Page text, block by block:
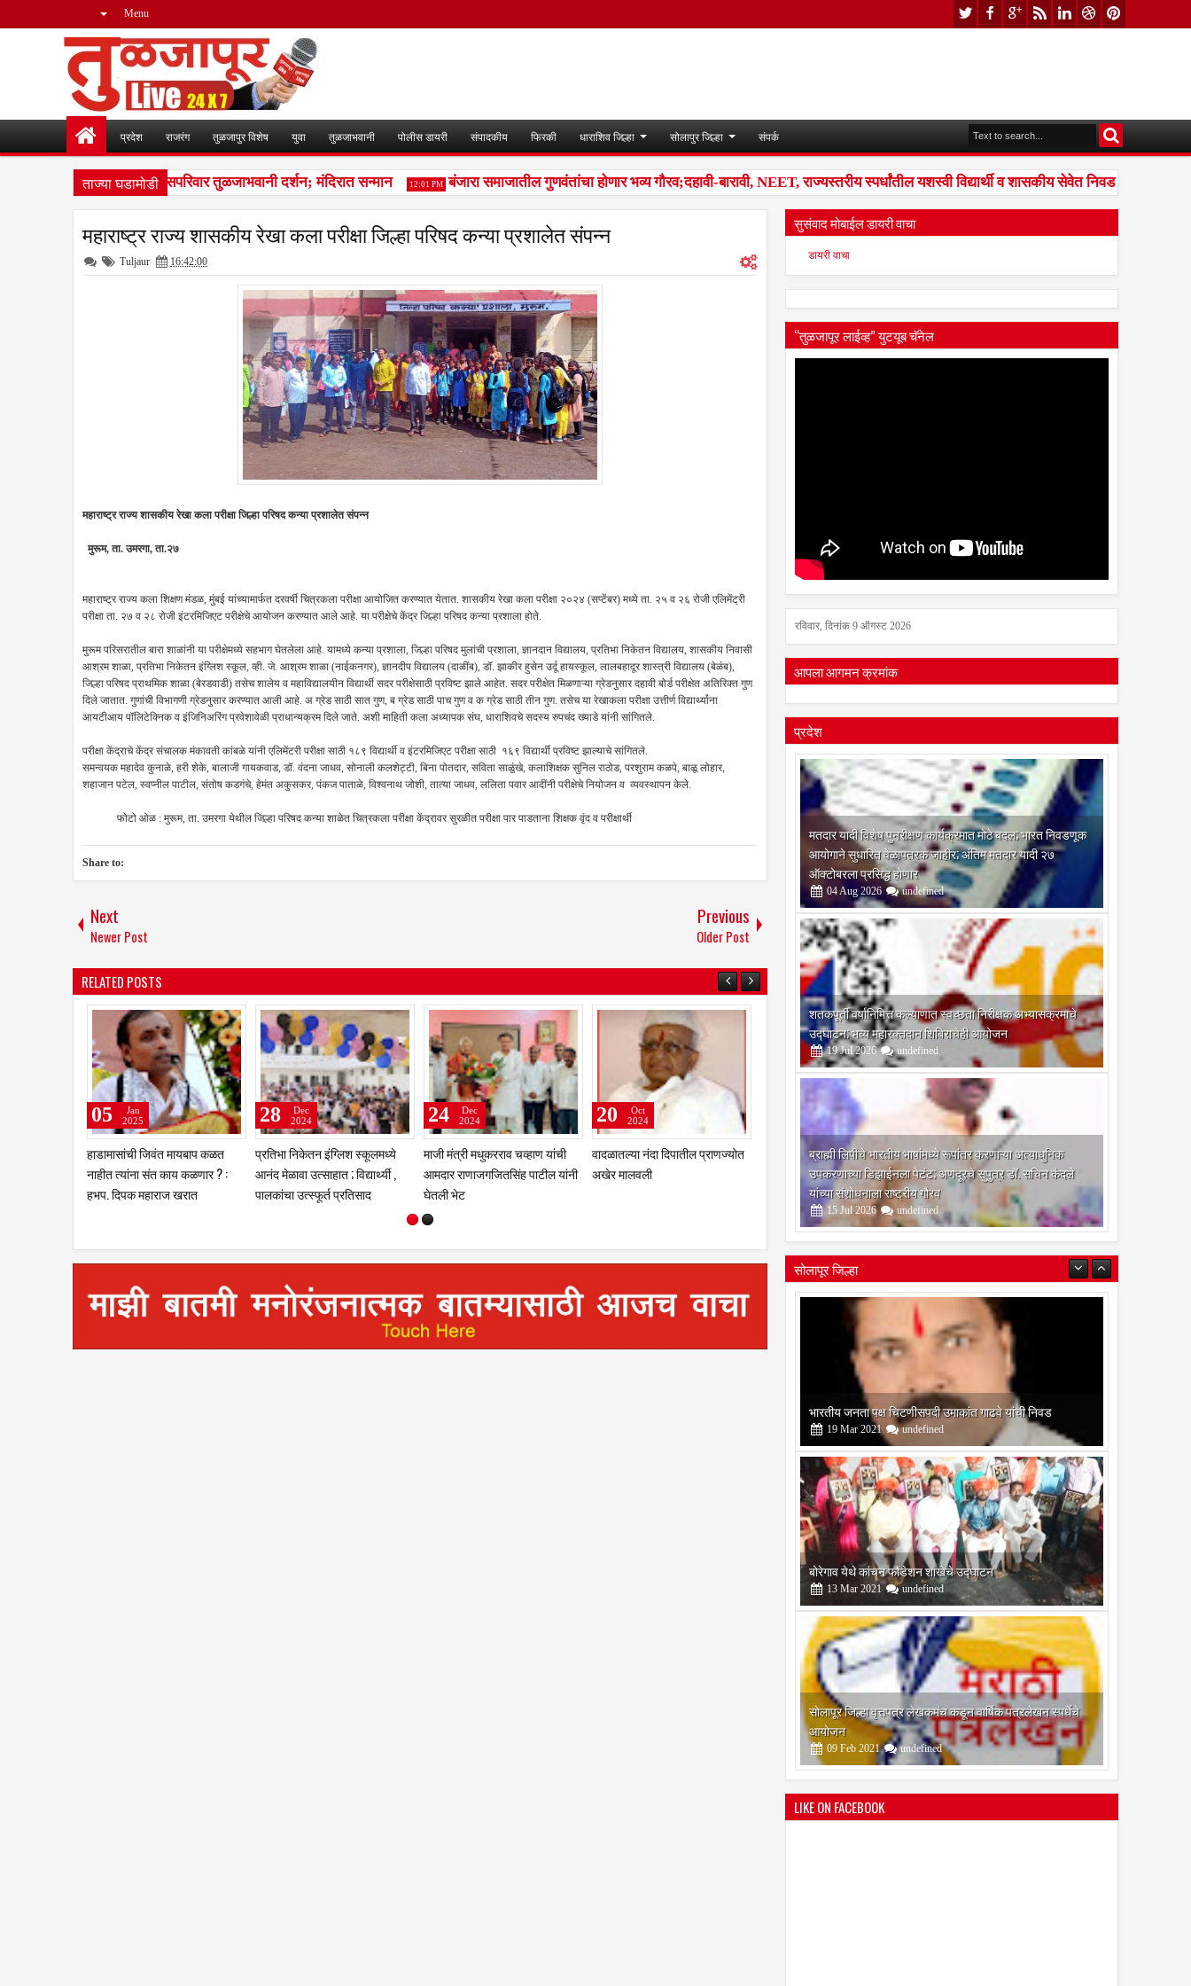
Menu
प्रदेश राजरंग तुळजापुर विशेष युवा तुळजाभवानी पोलीस डायरी संपादकीय फिरकी धाराशिव जिल्हा सोलापुर जिल्हा संपर्क
ताज्या घडामोडी
जिजाऊंच्या वंशजांचे सपरिवार तुळजाभवानी दर्शन; मंदिरात सन्मान 12:01 PM बंजारा समाजातील गुणवंतांचा होणार भव्य गौरव;दहावी-बारावी, NEET, राज्यस्तरीय स्पर्धांतील यशस्वी विद्यार्थी व शासकीय सेवेत निवड झालेल्यांना
महाराष्ट्र राज्य शासकीय रेखा कला परीक्षा जिल्हा परिषद कन्या प्रशालेत संपन्न
Tuljaur 16:42:00
महाराष्ट्र राज्य शासकीय रेखा कला परीक्षा जिल्हा परिषद कन्या प्रशालेत संपन्न
मुरूम, ता. उमरगा, ता.२७
महाराष्ट्र राज्य कला शिक्षण मंडळ, मुंबई यांच्यामार्फत दरवर्षी चित्रकला परीक्षा आयोजित करण्यात येतात. शासकीय रेखा कला परीक्षा २०२४ (सप्टेंबर) मध्ये ता. २५ व २६ रोजी एलिमेंट्री
परीक्षा ता. २७ व २८ रोजी इंटरमिजिएट परीक्षेचे आयोजन करण्यात आले आहे. या परीक्षेचे केंद्र जिल्हा परिषद कन्या प्रशाला होते.
मुरूम परिसरातील बारा शाळांनी या परीक्षेमध्ये सहभाग घेतलेला आहे. यामध्ये कन्या प्रशाला, जिल्हा परिषद मुलांची प्रशाला, ज्ञानदान विद्यालय, प्रतिभा निकेतन विद्यालय, शासकीय निवासी
आश्रम शाळा, प्रतिभा निकेतन इंग्लिश स्कूल, व्ही. जे. आश्रम शाळा (नाईकनगर), ज्ञानदीप विद्यालय (दाळींब), डॉ. झाकीर हुसेन उर्दू हायस्कूल, लालबहादूर शास्त्री विद्यालय (बेळंब),
जिल्हा परिषद प्राथमिक शाळा (बेरडवाडी) तसेच शालेय व महाविद्यालयीन विद्यार्थी सदर परीक्षेसाठी प्रविष्ट झाले आहेत. सदर परीक्षेत मिळणाऱ्या ग्रेडनुसार दहावी बोर्ड परीक्षेत अतिरिक्त गुण
दिले जातात. गुणांची विभागणी ग्रेडनुसार करण्यात आली आहे. अ ग्रेड साठी सात गुण, ब ग्रेड साठी पाच गुण व क ग्रेड साठी तीन गुण. तसेच या रेखाकला परीक्षा उत्तीर्ण विद्यार्थ्यांना
आयटीआय पॉलिटेक्निक व इंजिनिअरिंग प्रवेशावेळी प्राधान्यक्रम दिले जाते. अशी माहिती कला अध्यापक संघ, धाराशिवचे सदस्य रुपचंद ख्याडे यांनी सांगितले.
परीक्षा केंद्राचे केंद्र संचालक मंकावती कांबळे यांनी एलिमेंटरी परीक्षा साठी १८९ विद्यार्थी व इंटरमिजिएट परीक्षा साठी १६९ विद्यार्थी प्रविष्ट झाल्याचे सांगितले.
समन्वयक महादेव कुनाळे, हरी शेके, बालाजी गायकवाड, डॉ. वंदना जाधव, सोनाली कलशेट्टी, बिना पोतदार, सविता साळुंखे, कलाशिक्षक सुनिल राठोड, परशुराम कळपे, बाळू लोहार,
शहाजान पटेल, स्वप्नील पाटील, संतोष कडगंचे, हेमंत अकुसकर, पंकज पाताळे, विश्वनाथ जोशी, तात्या जाधव, ललिता पवार आदींनी परीक्षेचे नियोजन व व्यवस्थापन केले.
फोटो ओळ : मुरूम, ता. उमरगा येथील जिल्हा परिषद कन्या शाळेत चित्रकला परीक्षा केंद्रावर सुरळीत परीक्षा पार पाडताना शिक्षक वृंद व परीक्षार्थी
Share to:
Next
Newer Post
Previous
Older Post
RELATED POSTS
नंदा दिपातील प्राणज्योत
"तुळजापूर शुगरचा" विजयादशमीच्या
मुहूर्तावर बॉयलर अग्निप्रदिपनाचा
कार्यक्रम: चेअरमन ॲड.अनिल काळे
11
Oct
2024
हाडामासांची जिवंत मायबाप कळत
नाहीत त्यांना संत काय कळणार ? :
हभप. दिपक महाराज खरात
05
Jan
2025
प्रतिभा निकेतन इंग्लिश स्कूलमध्ये
आनंद मेळावा उत्साहात ; विद्यार्थ्यी ,
28
Dec
2024
माजी मंत्री मधुकरराव चव्हाण यांची
आमदार राणाजगजितसिंह पाटील यांनी
24
सुसंवाद मोबाईल डायरी वाचा
डायरी वाचा
“तुळजापूर लाईव्ह” युटयूब चॅनेल
रविवार, दिनांक 9 ऑगस्ट 2026
आपला आगमन क्रमांक
प्रदेश
मतदार यादी विशेष पुनरीक्षण कार्यक्रमात मोठे बदल; भारत निवडणूक
आयोगाने सुधारित वेळापत्रक जाहीर; अंतिम मतदार यादी २७
ऑक्टोबरला प्रसिद्ध होणार
04 Aug 2026 undefined
शतकपूर्ती वर्षानिमित्त कल्याणात स्वच्छता निरीक्षक अभ्यासक्रमाचे
उद्घाटन; भव्य महारक्तदान शिबिराचेही आयोजन
19 Jul 2026 undefined
ब्राह्मी लिपीचे भारतीय भाषांमध्ये रूपांतर करणाऱ्या अत्याधुनिक
उपकरणाच्या डिझाईनला पेटंट; अणदूरचे सुपुत्र डॉ. सचिन कंदले
यांच्या संशोधनाला राष्ट्रीय गौरव
15 Jul 2026 undefined
सोलापूर जिल्हा
भारतीय जनता पक्ष चिटणीसपदी उमाकांत गाढवे यांची निवड
बोरेगाव येथे कांचन फौंडेशन शाखेचे उद्घाटन
13 Mar 2021 undefined
सोलापूर जिल्हा वृत्तपत्र लेखकमंच कडून वार्षिक पत्रलेखन स्पर्धेचे
आयोजन
09 Feb 2021 undefined
श्री मल्लिकार्जुन प्रशालेकडून उमाकांत गाढवे यांचा सत्कार
25 Mar 2021 undefined
LIKE ON FACEBOOK